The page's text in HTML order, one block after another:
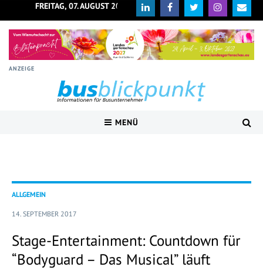
FREITAG, 07. AUGUST 2026
ANZEIGE
MENÜ
ALLGEMEIN
14. SEPTEMBER 2017
Stage-Entertainment: Countdown für
“Bodyguard – Das Musical” läuft